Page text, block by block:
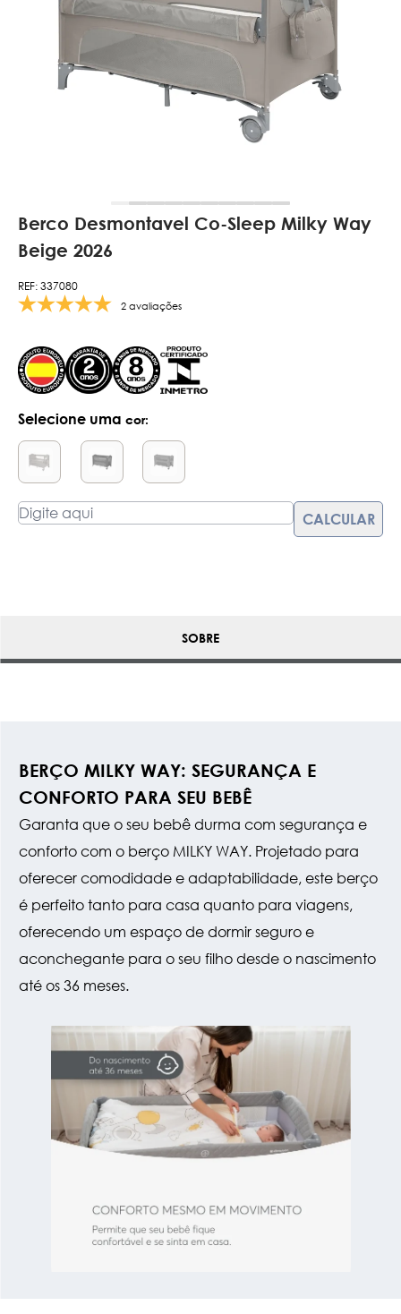
Berco Desmontavel Co-Sleep Milky Way
Beige 2026
REF: 337080
2 avaliações
Selecione uma cor:
SOBRE
BERÇO MILKY WAY: SEGURANÇA E
CONFORTO PARA SEU BEBÊ
Garanta que o seu bebê durma com segurança e
conforto com o berço MILKY WAY. Projetado para
oferecer comodidade e adaptabilidade, este berço
é perfeito tanto para casa quanto para viagens,
oferecendo um espaço de dormir seguro e
aconchegante para o seu filho desde o nascimento
até os 36 meses.